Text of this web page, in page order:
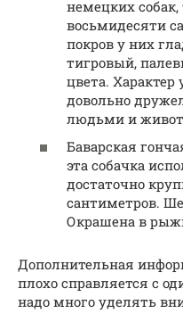
немецких собак,
восьмидесяти
покров у них
тигровый,
цвета.
довольно
людьми и
Баварская
эта собачка
достаточно
сантиметров.
Окрашена в
Дополнительная
плохо справляется с
надо много уделять